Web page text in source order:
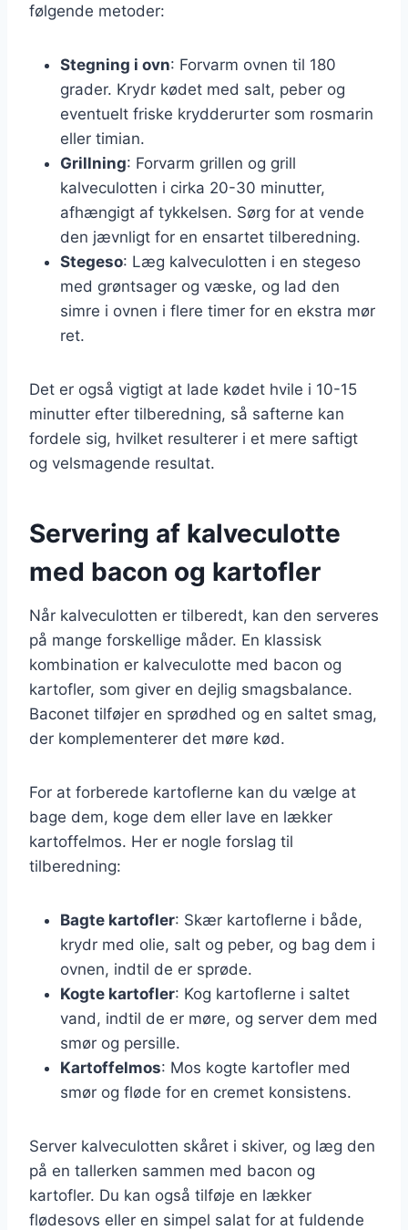
følgende metoder:
Stegning i ovn: Forvarm ovnen til 180
grader. Krydr kødet med salt, peber og
eventuelt friske krydderurter som rosmarin
eller timian.
Grillning: Forvarm grillen og grill
kalveculotten i cirka 20-30 minutter,
afhængigt af tykkelsen. Sørg for at vende
den jævnligt for en ensartet tilberedning.
Stegeso: Læg kalveculotten i en stegeso
med grøntsager og væske, og lad den
simre i ovnen i flere timer for en ekstra mør
ret.
Det er også vigtigt at lade kødet hvile i 10-15
minutter efter tilberedning, så safterne kan
fordele sig, hvilket resulterer i et mere saftigt
og velsmagende resultat.
Servering af kalveculotte
med bacon og kartofler
Når kalveculotten er tilberedt, kan den serveres
på mange forskellige måder. En klassisk
kombination er kalveculotte med bacon og
kartofler, som giver en dejlig smagsbalance.
Baconet tilføjer en sprødhed og en saltet smag,
der komplementerer det møre kød.
For at forberede kartoflerne kan du vælge at
bage dem, koge dem eller lave en lækker
kartoffelmos. Her er nogle forslag til
tilberedning:
Bagte kartofler: Skær kartoflerne i både,
krydr med olie, salt og peber, og bag dem i
ovnen, indtil de er sprøde.
Kogte kartofler: Kog kartoflerne i saltet
vand, indtil de er møre, og server dem med
smør og persille.
Kartoffelmos: Mos kogte kartofler med
smør og fløde for en cremet konsistens.
Server kalveculotten skåret i skiver, og læg den
på en tallerken sammen med bacon og
kartofler. Du kan også tilføje en lækker
flødesovs eller en simpel salat for at fuldende